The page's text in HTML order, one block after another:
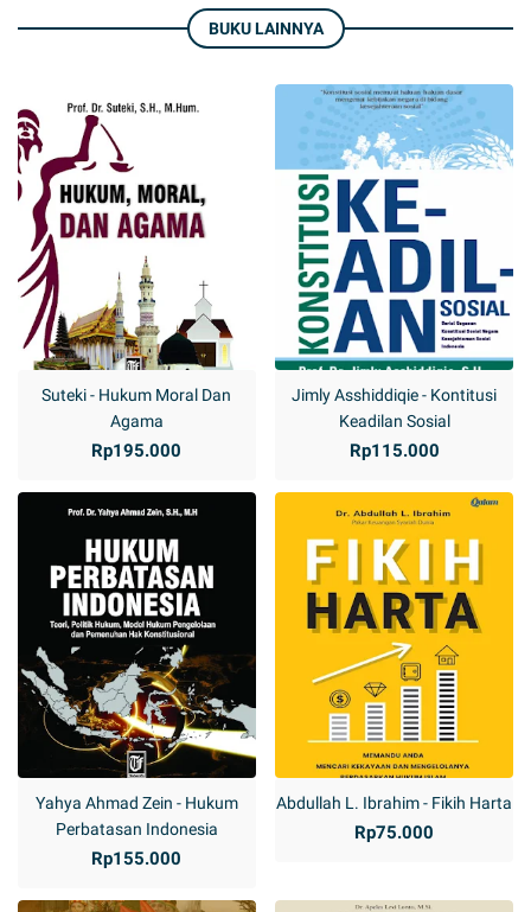
BUKU LAINNYA
Suteki - Hukum Moral Dan
Agama
Rp195.000
Jimly Asshiddiqie - Kontitusi
Keadilan Sosial
Rp115.000
Yahya Ahmad Zein - Hukum
Perbatasan Indonesia
Rp155.000
Abdullah L. Ibrahim - Fikih Harta
Rp75.000